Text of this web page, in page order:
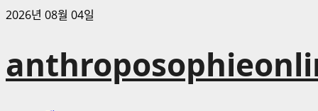
콘
로
바
2026년 08월 04일